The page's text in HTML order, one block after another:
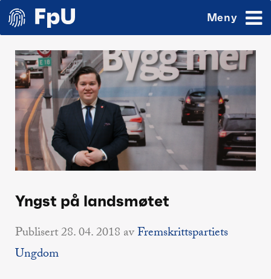
Meny
Yngst på landsmøtet
Publisert28. 04. 2018 avFremskrittspartiets
Ungdom